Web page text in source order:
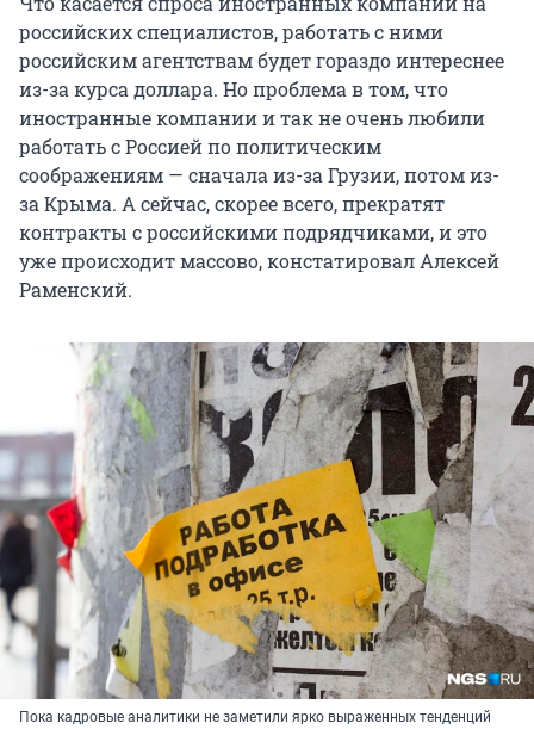
российских специалистов, работать с ними
российским агентствам будет гораздо интереснее
из-за курса доллара. Но проблема в том, что
иностранные компании и так не очень любили
работать с Россией по политическим
соображениям — сначала из-за Грузии, потом из-
за Крыма. А сейчас, скорее всего, прекратят
контракты с российскими подрядчиками, и это
уже происходит массово, констатировал Алексей
Раменский.
Пока кадровые аналитики не заметили ярко выраженных тенденций